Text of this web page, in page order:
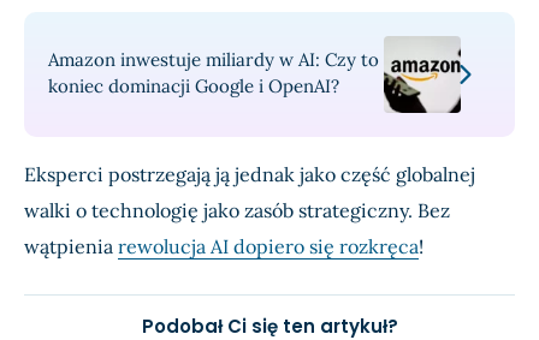
Amazon inwestuje miliardy w AI: Czy to
koniec dominacji Google i OpenAI?
Eksperci postrzegają ją jednak jako część globalnej
walki o technologię jako zasób strategiczny. Bez
wątpienia rewolucja AI dopiero się rozkręca!
Podobał Ci się ten artykuł?